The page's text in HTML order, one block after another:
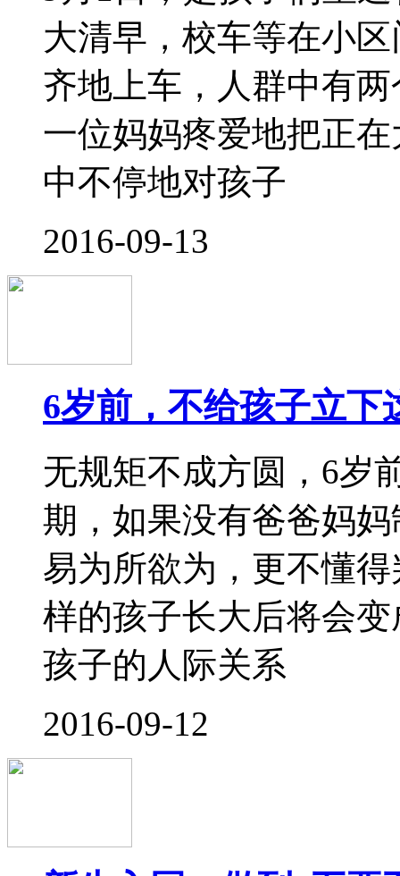
习能力越强，幼儿园
然越早越好。
2016-08-30
幼儿园择校 选择真正
9月，新的一个开学季
园招生。 幼儿启蒙教
问题受到越来越多人
能让孩子输在
2016-08-29
5招帮助孩子开开心心
到了开学季，跟妈妈
产生分离焦虑症！而
们，可能不太清楚如